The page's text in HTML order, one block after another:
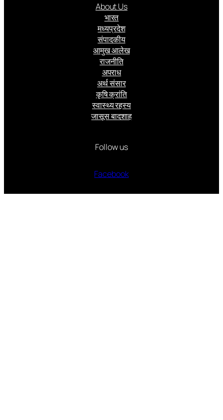
About Us
भारत
मध्यप्रदेश
संपादकीय
आमुख आलेख
राजनीति
अपराध
अर्थ संसार
कृषि क्रांति
स्वास्थ्य रहस्य
जासूस बादशाह
Follow us
Facebook